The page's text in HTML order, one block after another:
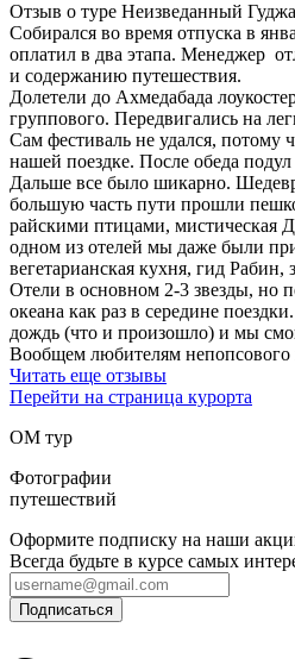
Отзыв о туре Неизведанный
Собирался во время отпуска в
оплатил в два этапа. Менеджер
и содержанию путешествия.
Долетели до Ахмедабада
группового. Передвигались на
Сам фестиваль не удался, потому
нашей поездке. После обеда
Дальше все было шикарно.
большую часть пути прошли
райскими птицами, мистическая
одном из отелей мы даже были
вегетарианская кухня, гид
Отели в основном 2-3 звезды, но
океана как раз в середине
дождь (что и произошло) и мы
Вообщем любителям непопсового
Читать еще отзывы
Перейти на страница курорта
ОМ тур
Фотографии
путешествий
Оформите подписку на наши
Всегда будьте в курсе самых